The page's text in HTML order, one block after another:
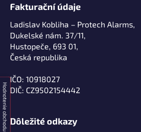
Hodnotenie obchodu
Fakturační údaje
Ladislav Kobliha – Protech Alarms,
Dukelské nám. 37/11,
Hustopeče, 693 01,
Česká republika
IČO: 10918027
DIČ: CZ9502154442
Dôležité odkazy